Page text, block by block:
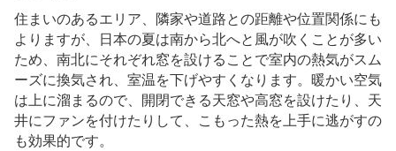
住まいのあるエリア、隣家や道路との距離や位置関係にも
よりますが、日本の夏は南から北へと風が吹くことが多い
ため、南北にそれぞれ窓を設けることで室内の熱気がスム
ーズに換気され、室温を下げやすくなります。暖かい空気
は上に溜まるので、開閉できる天窓や高窓を設けたり、天
井にファンを付けたりして、こもった熱を上手に逃がすの
も効果的です。